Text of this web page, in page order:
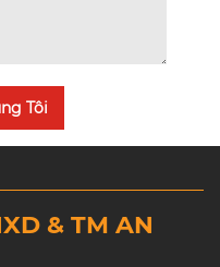
Tôi
& TM AN